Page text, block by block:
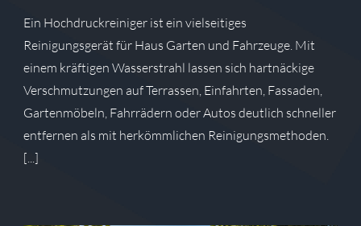
Ein Hochdruckreiniger ist ein vielseitiges
Reinigungsgerät für Haus Garten und Fahrzeuge. Mit
einem kräftigen Wasserstrahl lassen sich hartnäckige
Verschmutzungen auf Terrassen, Einfahrten, Fassaden,
Gartenmöbeln, Fahrrädern oder Autos deutlich schneller
entfernen als mit herkömmlichen Reinigungsmethoden.
[...]